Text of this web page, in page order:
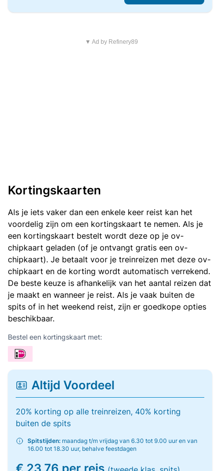
▼ Ad by Refinery89
Kortingskaarten
Als je iets vaker dan een enkele keer reist kan het
voordelig zijn om een kortingskaart te nemen. Als je
een kortingskaart bestelt wordt deze op je ov-
chipkaart geladen (of je ontvangt gratis een ov-
chipkaart). Je betaalt voor je treinreizen met deze ov-
chipkaart en de korting wordt automatisch verrekend.
De beste keuze is afhankelijk van het aantal reizen dat
je maakt en wanneer je reist. Als je vaak buiten de
spits of in het weekend reist, zijn er goedkope opties
beschikbaar.
Bestel een kortingskaart met:
Altijd Voordeel
20% korting op alle treinreizen, 40% korting
buiten de spits
Spitstijden: maandag t/m vrijdag van 6.30 tot 9.00 uur en van
16.00 tot 18.30 uur, behalve feestdagen